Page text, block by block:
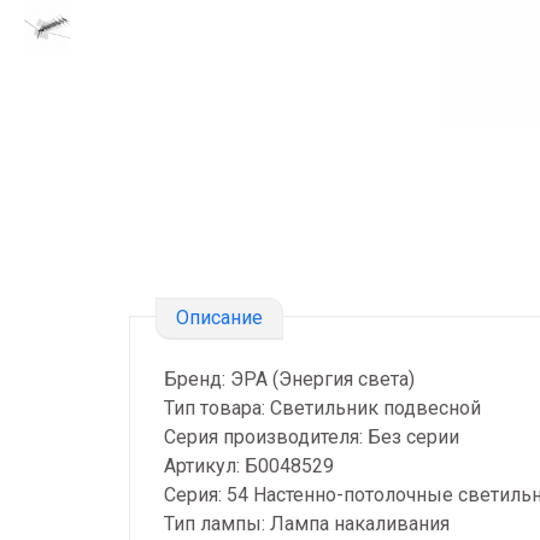
Описание
Бренд: ЭРА (Энергия света)
Тип товара: Светильник подвесной
Серия производителя: Без серии
Артикул: Б0048529
Серия: 54 Настенно-потолочные
Тип лампы: Лампа накаливания